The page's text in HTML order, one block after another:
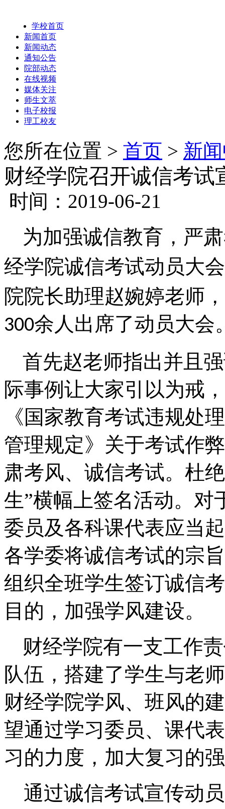
学校首页
新闻首页
新闻动态
通知公告
院部动态
在线视频
媒体关注
师生文萃
电子校报
理工校友
您所在位置 > 首页 > 新
财经学院召开诚信考试
时间：2019-06-21
为加强诚信教育，严
经学院诚信考试动员大
院院长助理赵婉婷老师
300余人出席了动员大会
首先赵老师指出并且
际事例让大家引以为戒
《国家教育考试违规处
管理规定》关于考试作
肃考风、诚信考试。杜
生”横幅上签名活动。对
委员及各科课代表应当
各学委将诚信考试的宗
组织全班学生签订诚信
目的，加强学风建设。
财经学院有一支工作
队伍，搭建了学生与老
财经学院学风、班风的
望通过学习委员、课代
习的力度，加大复习的
通过诚信考试宣传动